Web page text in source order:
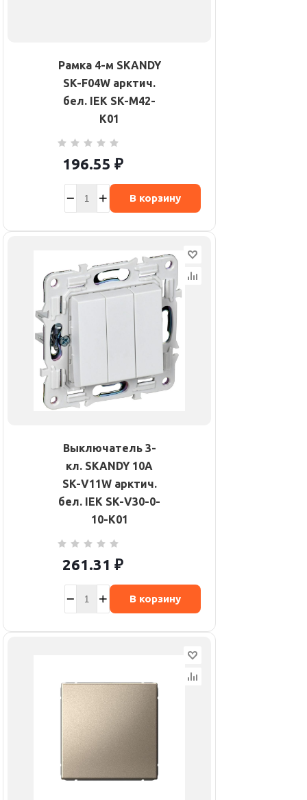
Рамка 4-м SKANDY
SK-F04W арктич.
бел. IEK SK-M42-
K01
196.55 ₽
В корзину
Выключатель 3-
кл. SKANDY 10А
SK-V11W арктич.
бел. IEK SK-V30-0-
10-K01
261.31 ₽
В корзину